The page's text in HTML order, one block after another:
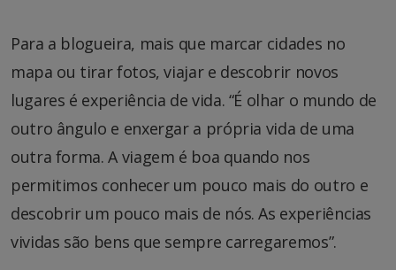
Para a blogueira, mais que marcar cidades no
mapa ou tirar fotos, viajar e descobrir novos
lugares é experiência de vida. “É olhar o mundo de
outro ângulo e enxergar a própria vida de uma
outra forma. A viagem é boa quando nos
permitimos conhecer um pouco mais do outro e
descobrir um pouco mais de nós. As experiências
vividas são bens que sempre carregaremos”.